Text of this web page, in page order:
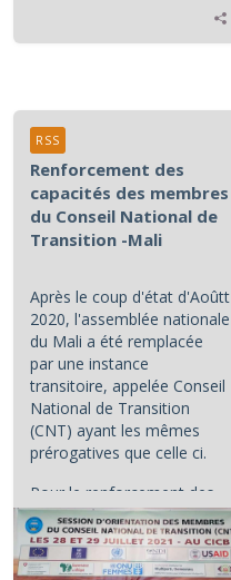
Renforcement des
capacités des membres
du Conseil National de
Transition -Mali
Après le coup d'état d'Aoûtt
2020, l'assemblée nationale
du Mali a été remplacée
par une instance
transitoire, appelée Conseil
National de Transition
(CNT) ayant les mêmes
prérogatives que celle ci.
Pour le renforcement des...
RSS